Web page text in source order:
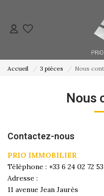
NOS
Accueil 3 pièces Nous
Nous
Contactez-nous
PRIO IMMOBILIER
Téléphone : +33 6 24 02 72 53
Adresse :
11 avenue Jean Jaurès